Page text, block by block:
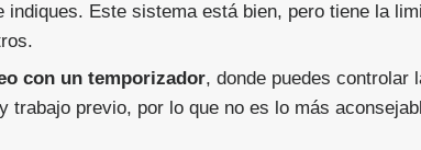
Este sistema está bien, pero tiene la
con un temporizador, donde puedes controlar
trabajo previo, por lo que no es lo más